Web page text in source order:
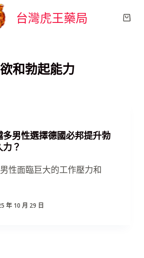
台灣虎王藥局
和勃起能力
男性選擇德國必邦提升勃
？
性面臨巨大的工作壓力和
年 10 月 29 日